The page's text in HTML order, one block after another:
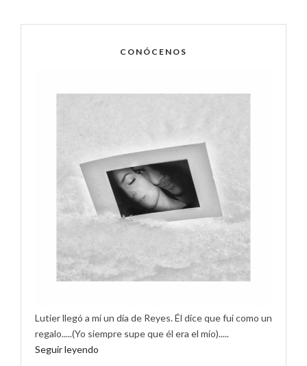
CONÓCENOS
Lutier llegó a mí un día de Reyes. Él dice que fui como un
regalo.....(Yo siempre supe que él era el mío).....
Seguir leyendo